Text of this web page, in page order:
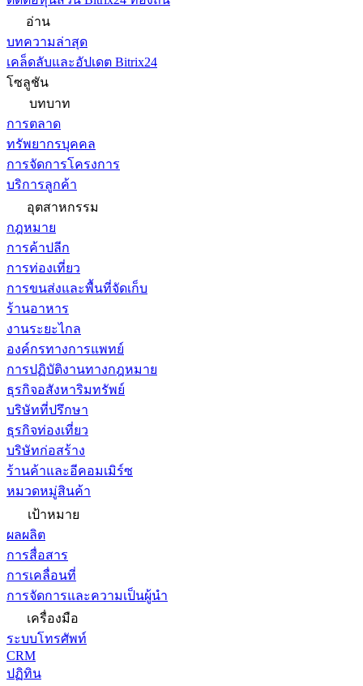
อ่าน
บทความล่าสุด
เคล็ดลับและอัปเดต Bitrix24
โซลูชัน
บทบาท
การตลาด
ทรัพยากรบุคคล
การจัดการโครงการ
บริการลูกค้า
อุตสาหกรรม
กฎหมาย
การค้าปลีก
การท่องเที่ยว
การขนส่งและพื้นที่จัดเก็บ
ร้านอาหาร
งานระยะไกล
องค์กรทางการแพทย์
การปฏิบัติงานทางกฎหมาย
ธุรกิจอสังหาริมทรัพย์
บริษัทที่ปรึกษา
ธุรกิจท่องเที่ยว
บริษัทก่อสร้าง
ร้านค้าและอีคอมเมิร์ซ
หมวดหมู่สินค้า
เป้าหมาย
ผลผลิต
การสื่อสาร
การเคลื่อนที่
การจัดการและความเป็นผู้นำ
เครื่องมือ
ระบบโทรศัพท์
CRM
ปฏิทิน